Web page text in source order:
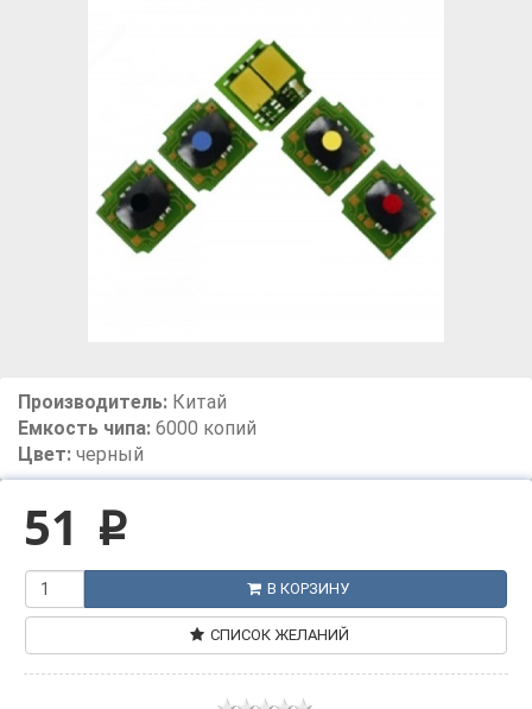
Производитель: Китай
Емкость чипа: 6000 копий
Цвет: черный
51 p
В КОРЗИНУ
СПИСОК ЖЕЛАНИЙ